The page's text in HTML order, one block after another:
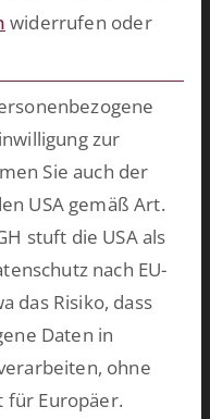
anmelden.
zur Kenntnis
widerrufen oder
zur
Sie auch der
USA gemäß Art.
stuft die USA als
nach EU-
das Risiko, dass
Daten in
ohne
für Europäer.